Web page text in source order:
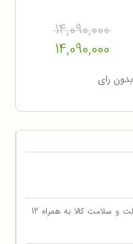
14,090,000
14,090,000
بدون رای
با ضمانت اصالت و سلامت کالا به همراه 12